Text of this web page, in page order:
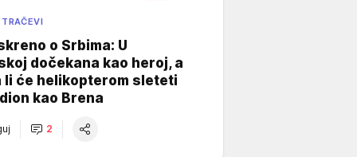
o Srbima: U
dočekana kao heroj, a
li će helikopterom sleteti
kao Brena
2